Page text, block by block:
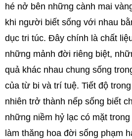
hé nở bên những cành mai
khi người biết sống với nhau
dục tri túc. Đây chính là chất
những mảnh đời riêng biệt,
quả khác nhau chung sống
của từ bi và trí tuệ. Tiết độ
nhiên trở thành nếp sống biết
những niềm hỷ lạc có mặt
làm thăng hoa đời sống phạm